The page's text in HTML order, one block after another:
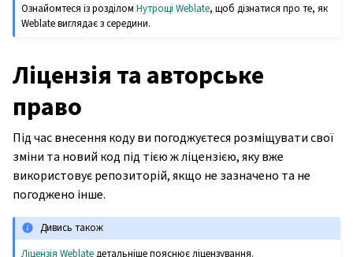
Ознайомтеся із розділомНутрощі Weblate, щоб дізнатися про те, як
Weblate виглядає з середини.
Ліцензія та авторське
право
Під час внесення коду ви погоджуєтеся розміщувати свої
зміни та новий код під тією ж ліцензією, яку вже
використовує репозиторій, якщо не зазначено та не
погоджено інше.
Дивись також
Ліцензія Weblateдетальніше пояснює ліцензування.